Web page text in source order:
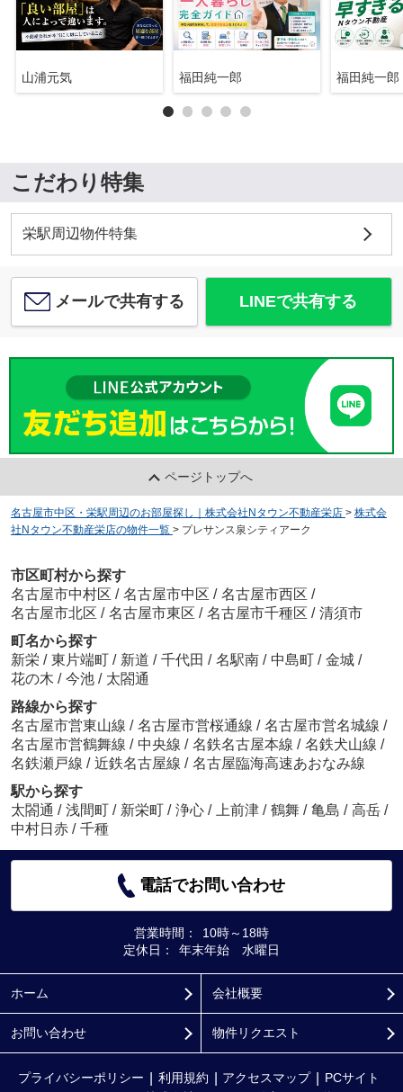
山浦元気 福田純一郎 福田純一郎
こだわり特集
栄駅周辺物件特集
メールで共有する LINEで共有する
ページトップへ
名古屋市中区・栄駅周辺のお部屋探し｜株式会社Nタウン不動産栄店 > 株式会
社Nタウン不動産栄店の物件一覧 > プレサンス泉シティアーク
市区町村から探す
名古屋市中村区 / 名古屋市中区 / 名古屋市西区 /
名古屋市北区 / 名古屋市東区 / 名古屋市千種区 / 清須市
町名から探す
新栄 / 東片端町 / 新道 / 千代田 / 名駅南 / 中島町 / 金城 /
花の木 / 今池 / 太閤通
路線から探す
名古屋市営東山線 / 名古屋市営桜通線 / 名古屋市営名城線 /
名古屋市営鶴舞線 / 中央線 / 名鉄名古屋本線 / 名鉄犬山線 /
名鉄瀬戸線 / 近鉄名古屋線 / 名古屋臨海高速あおなみ線
駅から探す
太閤通 / 浅間町 / 新栄町 / 浄心 / 上前津 / 鶴舞 / 亀島 / 高岳 /
中村日赤 / 千種
電話でお問い合わせ
営業時間：
10時～18時
定休日：
年末年始 水曜日
ホーム 会社概要
お問い合わせ 物件リクエスト
プライバシーポリシー 利用規約 アクセスマップ
PCサイト